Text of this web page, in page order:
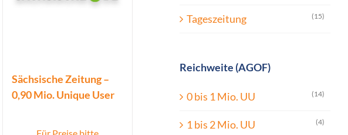
Sächsische Zeitung –
0,90 Mio. Unique User
Für Preise bitte
Tageszeitung (15)
Reichweite (AGOF)
0 bis 1 Mio. UU (14)
1 bis 2 Mio. UU (4)